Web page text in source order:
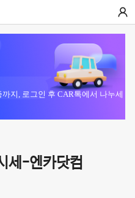
지, 로그인 후 CAR톡에서 나누세
세-엔카닷컴